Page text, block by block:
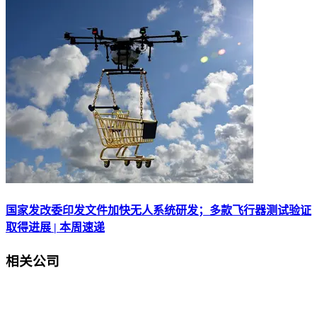
国家发改委印发文件加快无人系统研发；多款飞行器测试验证
取得进展 | 本周速递
相关公司